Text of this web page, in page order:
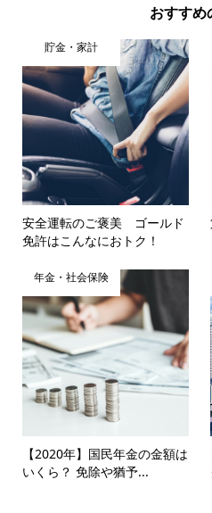
おすすめ
貯金・家計
安全運転のご褒美 ゴールド
免許はこんなにおトク！
年金・社会保険
【2020年】国民年金の金額は
いくら？ 免除や猶予...